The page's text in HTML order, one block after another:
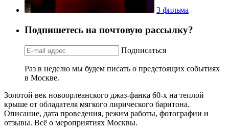
3 фильма
Подпишетесь на почтовую рассылку?
Подписаться
Раз в неделю мы будем писать о предстоящих событиях
в Москве.
Золотой век новоорлеанского джаз-фанка 60-х на теплой
крыше от обладателя мягкого лирического баритона.
Описание, дата проведения, режим работы, фотографии и
отзывы. Всё о мероприятиях Москвы.